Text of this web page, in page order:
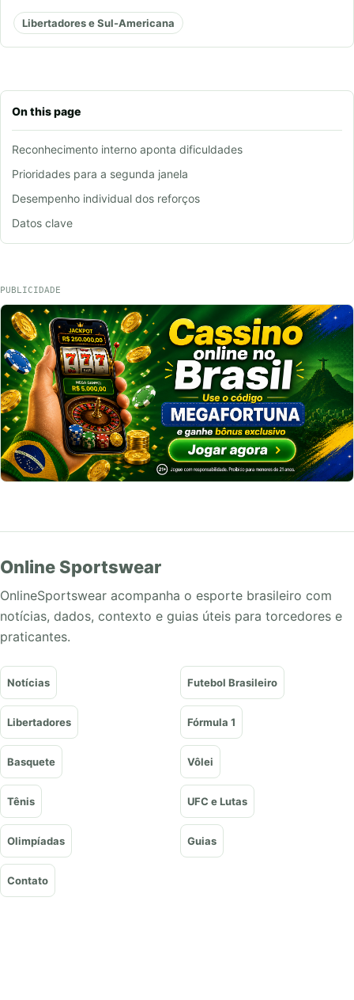
On this page
Reconhecimento interno aponta dificuldades
Prioridades para a segunda janela
Desempenho individual dos reforços
Datos clave
Libertadores e Sul-Americana
PUBLICIDADE
Online Sportswear
OnlineSportswear acompanha o esporte brasileiro com
notícias, dados, contexto e guias úteis para torcedores e
praticantes.
Notícias Futebol Brasileiro
Libertadores Fórmula 1
Basquete Vôlei
Tênis UFC e Lutas
Olimpíadas Guias
Contato